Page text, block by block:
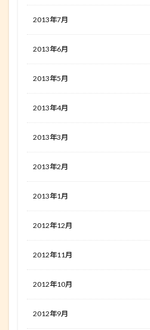
2013年7月
2013年6月
2013年5月
2013年4月
2013年3月
2013年2月
2013年1月
2012年12月
2012年11月
2012年10月
2012年9月